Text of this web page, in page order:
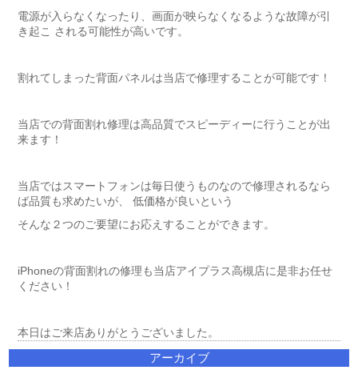
電源が入らなくなったり、画面が映らなくなるような故障が引
き起こ される可能性が高いです。
割れてしまった背面パネルは当店で修理することが可能です！
当店での背面割れ修理は高品質でスピーディーに行うことが出
来ます！
当店ではスマートフォンは毎日使うものなので修理されるなら
ば品質も求めたいが、 低価格が良いという
そんな２つのご要望にお応えすることができます。
iPhoneの背面割れの修理も当店アイプラス高槻店に是非お任せ
ください！
本日はご来店ありがとうございました。
アーカイブ